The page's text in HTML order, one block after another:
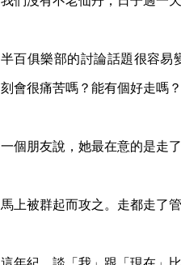
半百俱樂部的討論話題很容易
刻會很痛苦嗎？能有個好走嗎
一個朋友說，她最在意的是走
馬上被群起而攻之。走都走了